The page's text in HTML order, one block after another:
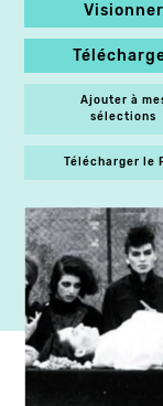
Visionner
Ajouter à
sélections
Télécharger le